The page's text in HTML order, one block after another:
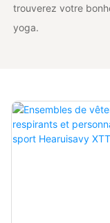
trouverez votre
yoga.